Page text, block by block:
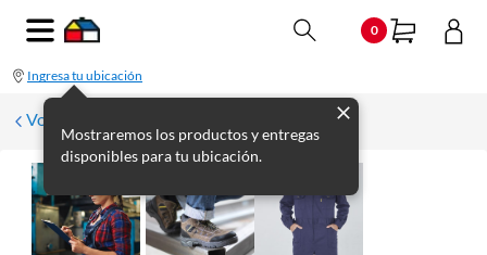
0
Ingresa tu ubicación
Mostraremos los productos y entregas
disponibles para tu ubicación.
Volver a Seguridad